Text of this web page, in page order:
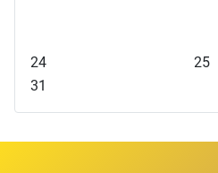
24
25
31